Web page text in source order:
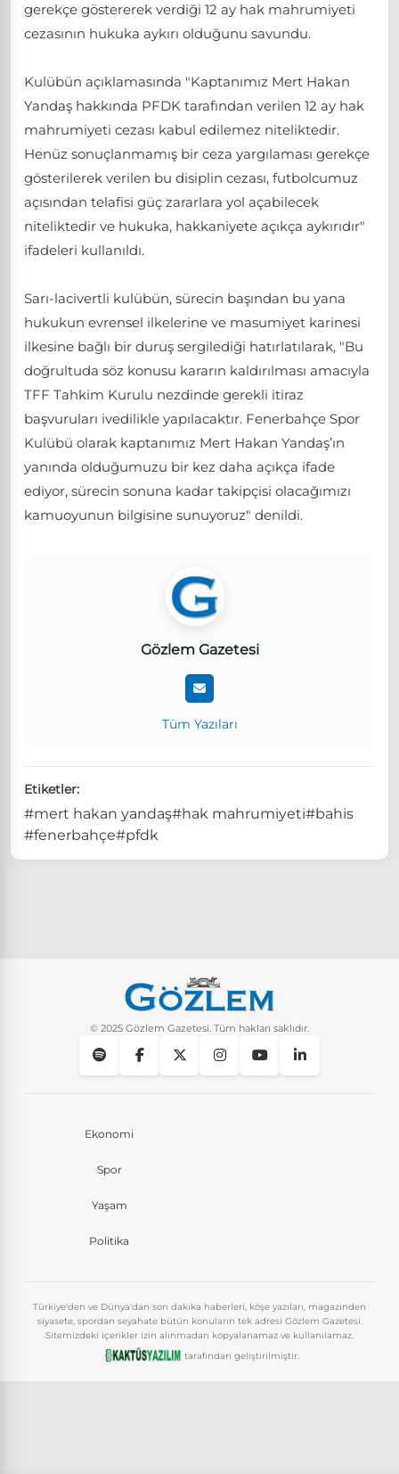
gerekçe göstererek verdiği 12 ay hak mahrumiyeti
cezasının hukuka aykırı olduğunu savundu.
Kulübün açıklamasında "Kaptanımız Mert Hakan
Yandaş hakkında PFDK tarafından verilen 12 ay hak
mahrumiyeti cezası kabul edilemez niteliktedir.
Henüz sonuçlanmamış bir ceza yargılaması gerekçe
gösterilerek verilen bu disiplin cezası, futbolcumuz
açısından telafisi güç zararlara yol açabilecek
niteliktedir ve hukuka, hakkaniyete açıkça aykırıdır"
ifadeleri kullanıldı.
Sarı-lacivertli kulübün, sürecin başından bu yana
hukukun evrensel ilkelerine ve masumiyet karinesi
ilkesine bağlı bir duruş sergilediği hatırlatılarak, "Bu
doğrultuda söz konusu kararın kaldırılması amacıyla
TFF Tahkim Kurulu nezdinde gerekli itiraz
başvuruları ivedilikle yapılacaktır. Fenerbahçe Spor
Kulübü olarak kaptanımız Mert Hakan Yandaş’ın
yanında olduğumuzu bir kez daha açıkça ifade
ediyor, sürecin sonuna kadar takipçisi olacağımızı
kamuoyunun bilgisine sunuyoruz" denildi.
Gözlem Gazetesi
Tüm Yazıları
Etiketler:
#mert hakan yandaş#hak mahrumiyeti#bahis
#fenerbahçe#pfdk
© 2025 Gözlem Gazetesi. Tüm hakları saklıdır.
Ekonomi
Spor
Yaşam
Politika
Türkiye'den ve Dünya'dan son dakika haberleri, köşe yazıları, magazinden
siyasete, spordan seyahate bütün konuların tek adresi Gözlem Gazetesi.
Sitemizdeki içerikler izin alınmadan kopyalanamaz ve kullanılamaz.
tarafından geliştirilmiştir.